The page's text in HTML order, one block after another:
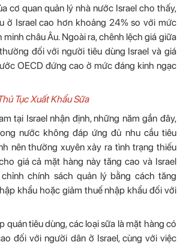
cơ quan quản lý nhà nước Israel cho thấy,
ở Israel cao hơn khoảng 24% so với mức
minh châu Âu. Ngoài ra, chênh lệch giá giữa
đối với người tiêu dùng Israel và giá
OECD đứng cao ở mức đáng kinh ngạc
Tục Xuất Khẩu Sữa
tại Israel nhận định, những năm gần đây,
nước không đáp ứng đủ nhu cầu tiêu
nên thường xuyên xảy ra tình trạng thiếu
giá cả mặt hàng này tăng cao và Israel
chính sách quản lý bằng cách tăng
khẩu hoặc giảm thuế nhập khẩu đối với
quán tiêu dùng, các loại sữa là mặt hàng có
đối với người dân ở Israel, cùng với việc